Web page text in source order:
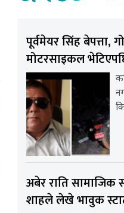
पूर्वमेयर सिंह बेपत्ता,
मोटरसाइकल
अबेर राति सामाजिक
शाहले लेखे भावुक